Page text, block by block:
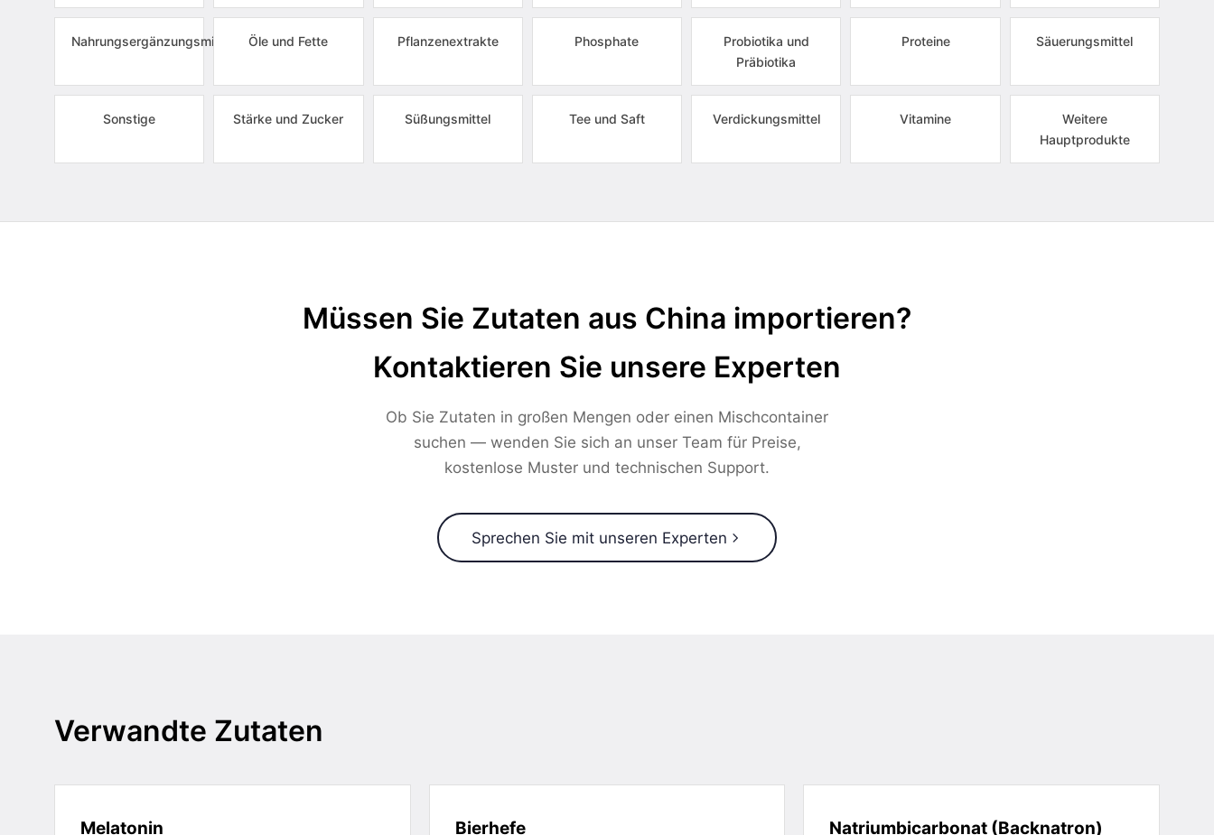
Nahrungsergänzungsmittel Öle und Fette Pflanzenextrakte Phosphate
Probiotika und
Präbiotika
Proteine Säuerungsmittel
Sonstige Stärke und Zucker Süßungsmittel Tee und Saft Verdickungsmittel Vitamine
Weitere
Hauptprodukte
Müssen Sie Zutaten aus China importieren?
Kontaktieren Sie unsere Experten
Ob Sie Zutaten in großen Mengen oder einen Mischcontainer
suchen — wenden Sie sich an unser Team für Preise,
kostenlose Muster und technischen Support.
Sprechen Sie mit unseren Experten
Verwandte Zutaten
Melatonin Bierhefe Natriumbicarbonat (Backnatron)